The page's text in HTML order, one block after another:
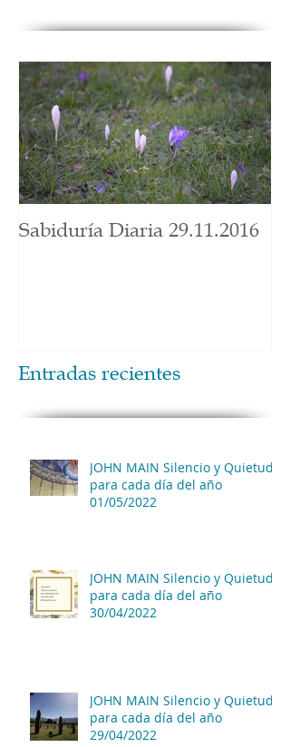
Sabiduría Diaria 29.11.2016
Entradas recientes
JOHN MAIN Silencio y Quietud
para cada día del año
01/05/2022
JOHN MAIN Silencio y Quietud
para cada día del año
30/04/2022
JOHN MAIN Silencio y Quietud
para cada día del año
29/04/2022